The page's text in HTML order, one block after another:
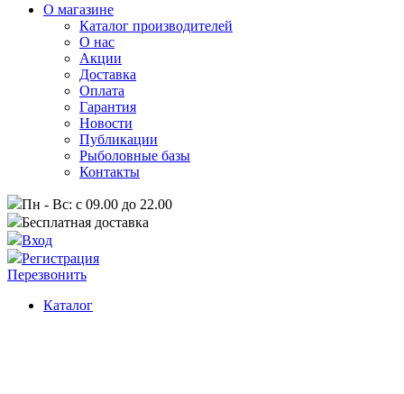
О магазине
Каталог производителей
О нас
Акции
Доставка
Оплата
Гарантия
Новости
Публикации
Рыболовные базы
Контакты
Пн - Вс: с 09.00 до 22.00
Бесплатная доставка
Вход
Регистрация
Перезвонить
Каталог